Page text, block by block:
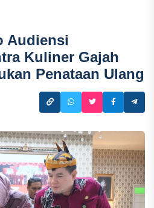
Audiensi
Kuliner Gajah
Penataan Ulang